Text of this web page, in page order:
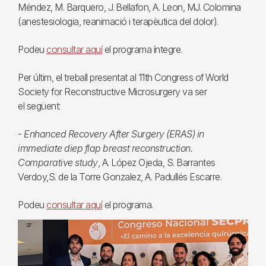
Méndez, M. Barquero, J. Bellafon, A. Leon, MJ. Colomina
(anestesiologia, reanimació i terapèutica del dolor).
Podeu consultar aquíel programa íntegre.
Per últim, el treball presentat al 11th Congress of World
Society for Reconstructive Microsurgery va ser
el següent:
- Enhanced Recovery After Surgery (ERAS) in
immediate diep flap breast reconstruction.
Comparative study, A. López Ojeda, S. Barrantes
Verdoy,S. de la Torre Gonzalez, A. Padullés Escarre.
Podeu consultar aquíel programa.